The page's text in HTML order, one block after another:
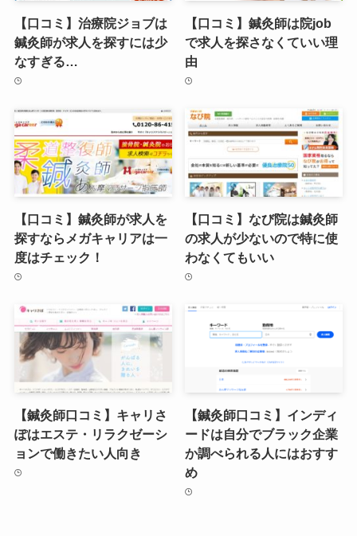
【口コミ】治療院ジョブは
鍼灸師が求人を探すには少
なすぎる…
【口コミ】鍼灸師は院job
で求人を探さなくていい理
由
【口コミ】鍼灸師が求人を
探すならメガキャリアは一
度はチェック！
【口コミ】なび院は鍼灸師
の求人が少ないので特に使
わなくてもいい
【鍼灸師口コミ】キャリさ
ぽはエステ・リラクゼーシ
ョンで働きたい人向き
【鍼灸師口コミ】インディ
ードは自分でブラック企業
か調べられる人にはおすす
め